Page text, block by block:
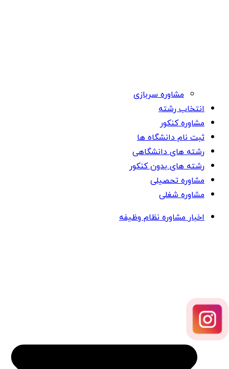
مشاوره سربازی
انتخاب رشته
مشاوره کنکور
ثبت نام دانشگاه ها
رشته های دانشگاهی
رشته های بدون کنکور
مشاوره تحصیلی
مشاوره شغلی
اخبار مشاوره نظام وظیفه